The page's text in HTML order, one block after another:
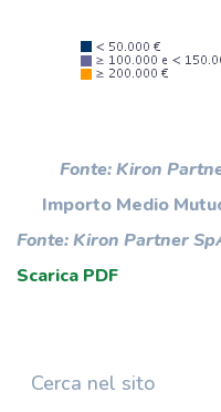
Fonte: Kiron
Importo Medio
Fonte: Kiron Partner
Scarica PDF
Cerca nel sito